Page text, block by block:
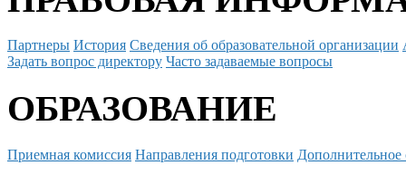
Партнеры История Сведения об образовательной организации
Задать вопрос директору Часто задаваемые вопросы
ОБРАЗОВАНИЕ
Приемная комиссия Направления подготовки Дополнительное